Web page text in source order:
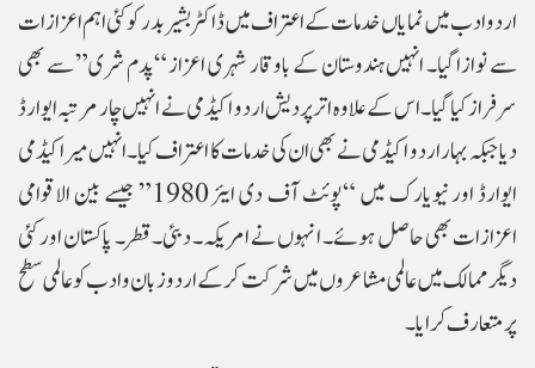
اردو ادب میں نمایاں خدمات کے اعتراف میں ڈاکٹر بشیر بدر کو کئی اہم اعزازات
سے نوازا گیا۔ انہیں ہندوستان کے باوقار شہری اعزاز “پدم شری” سے بھی
سرفراز کیا گیا۔ اس کے علاوہ اتر پردیش اردو اکیڈمی نے انہیں چار مرتبہ ایوارڈ
دیا جبکہ بہار اردو اکیڈمی نے بھی ان کی خدمات کا اعتراف کیا۔انہیں میر اکیڈمی
ایوارڈ اور نیویارک میں “پوئٹ آف دی ایئر 1980” جیسے بین الاقوامی
اعزازات بھی حاصل ہوئے۔ انہوں نے امریکہ۔ دبئی۔ قطر۔ پاکستان اور کئی
دیگر ممالک میں عالمی مشاعروں میں شرکت کرکے اردو زبان و ادب کو عالمی سطح
پر متعارف کرایا۔